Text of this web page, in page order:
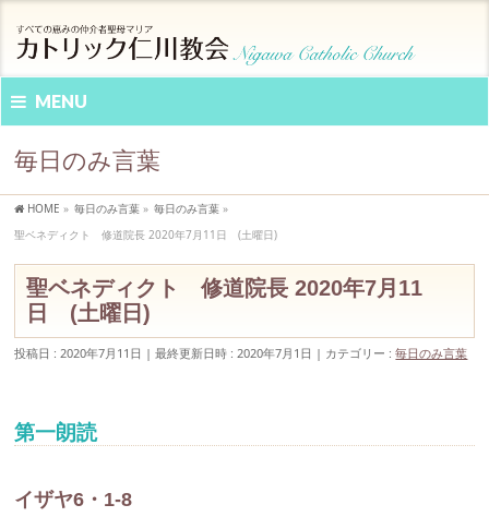
MENU
毎日のみ言葉
HOME » 毎日のみ言葉 » 毎日のみ言葉 »
聖ベネディクト 修道院長 2020年7月11日 (土曜日)
聖ベネディクト 修道院長 2020年7月11
日 (土曜日)
投稿日 : 2020年7月11日 最終更新日時 : 2020年7月1日 カテゴリー :毎日のみ言葉
第一朗読
イザヤ6・1-8